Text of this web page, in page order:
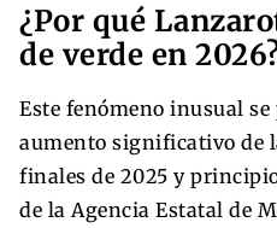
¿Por qué
de verde en
Este fenómeno inusual
aumento significativo de
finales de 2025 y
de la Agencia Estatal de